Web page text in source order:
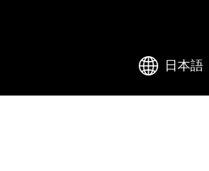
日本語